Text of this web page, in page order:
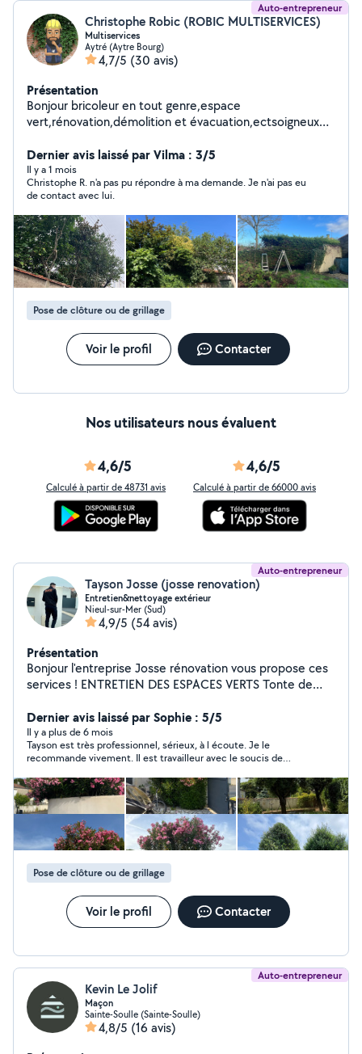
Auto-entrepreneur
Christophe Robic (ROBIC MULTISERVICES)
Multiservices
Aytré (Aytre Bourg)
4,7/5 (30 avis)
Présentation
Bonjour bricoleur en tout genre,espace
vert,rénovation,démolition et évacuation,ectsoigneux
Dernier avis laissé par Vilma : 3/5
Il y a 1 mois
Christophe R. n'a pas pu répondre à ma demande. Je n'ai pas eu
de contact avec lui.
Pose de clôture ou de grillage
Voir le profil Contacter
Nos utilisateurs nous évaluent
4,6/5
Calculé à partir de 48731 avis
4,6/5
Calculé à partir de 66000 avis
Auto-entrepreneur
Tayson Josse (josse renovation)
Entretien&nettoyage extérieur
Nieul-sur-Mer (Sud)
4,9/5 (54 avis)
Présentation
Bonjour l'entreprise Josse rénovation vous propose ces
services ! ENTRETIEN DES ESPACES VERTS Tonte de
entrétien général de vos jardins. Un extérieur propre et
soigné toute l'année ! PEINTURE INTÉRIEURE /
EXTÉRIEURE Rafraichissez vos murs, plafonds et façades
avec des finitions soignées et durables. Travaux de
peinture adaptés à vos envies et à votre budget.
NETTOYAGE & TRAITEMENT TOITURE, FAÇADE,
DALLAGE Démoussage, nettoyage haute préssion et
traitements protecteurs. Redonnez éclat et longévité à
vos surfaces extérieures. CUISINE & SALLE DE BAIN
SUR MESURE Conception, installation et finitions selon
vos gouts et votre espace. Des piéces fonctionnelles et
harmonieuses, prêtes à vivre.
Dernier avis laissé par Sophie : 5/5
Il y a plus de 6 mois
Tayson est très professionnel, sérieux, à l écoute. Je le
recommande vivement. Il est travailleur avec le soucis de
Pose de clôture ou de grillage
Voir le profil Contacter
Auto-entrepreneur
Kevin Le Jolif
Maçon
Sainte-Soulle (Sainte-Soulle)
4,8/5 (16 avis)